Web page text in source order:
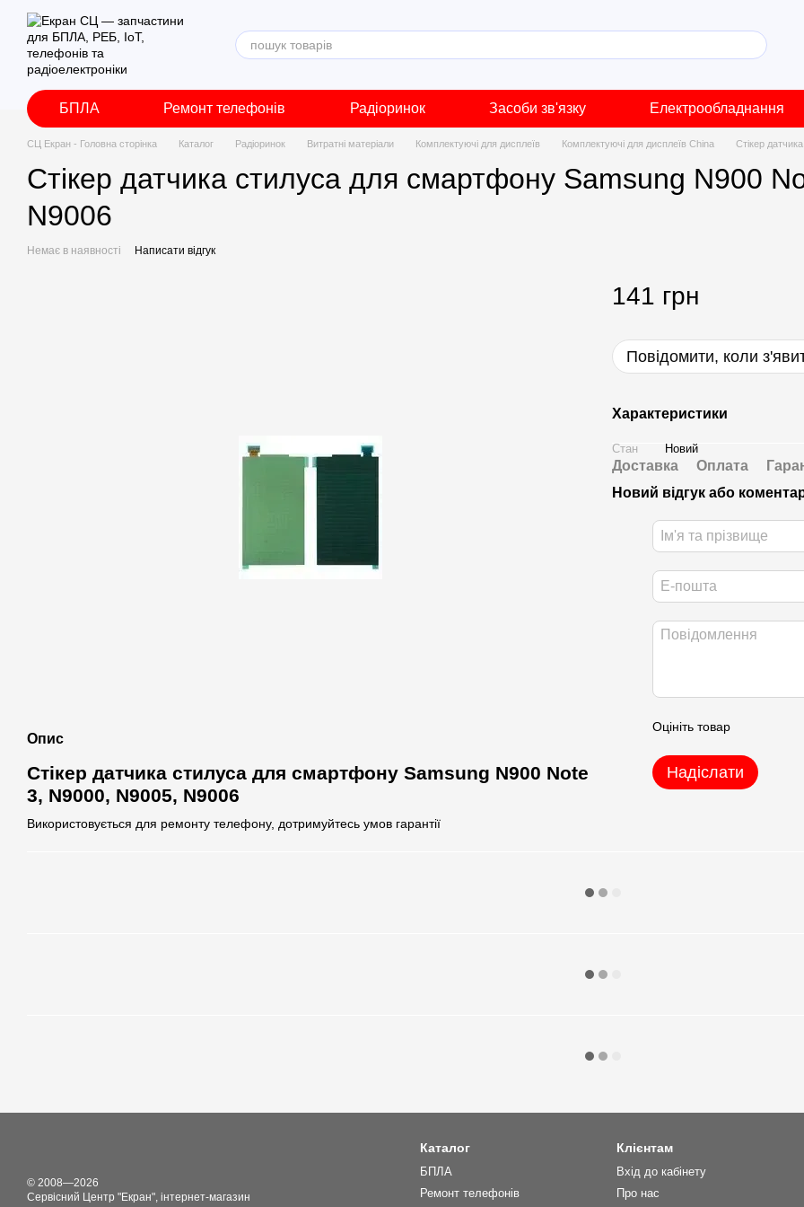
Перейти до основного контенту
БПЛА Ремонт телефонів Радіоринок Засоби зв'язку Електрообладнання
СЦ Екран - Головна сторінка Каталог Радіоринок Витратні матеріали Комплектуючі для дисплеїв Комплектуючі для дисплеїв China Стікер
Стікер датчика стилуса для смартфону Samsung N900
N9006
Немає в наявності Написати відгук
Опис
Стікер датчика стилуса для смартфону Samsung N900 Note
3, N9000, N9005, N9006
Використовується для ремонту телефону, дотримуйтесь умов гарантії
141 грн
Повідомити, коли
Характеристики
Стан Новий
Доставка Оплата
Новий відгук або
Оцініть товар
Надіслати
© 2008—2026
Сервісний Центр "Екран", інтернет-магазин
Каталог
БПЛА
Ремонт телефонів
Клієнтам
Вхід до кабінету
Про нас